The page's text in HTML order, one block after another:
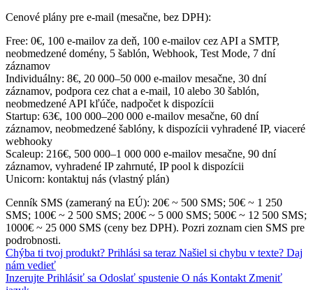
Cenové plány pre e-mail (mesačne, bez DPH):
Free: 0€, 100 e-mailov za deň, 100 e-mailov cez API a SMTP,
neobmedzené domény, 5 šablón, Webhook, Test Mode, 7 dní
záznamov
Individuálny: 8€, 20 000–50 000 e-mailov mesačne, 30 dní
záznamov, podpora cez chat a e-mail, 10 alebo 30 šablón,
neobmedzené API kľúče, nadpočet k dispozícii
Startup: 63€, 100 000–200 000 e-mailov mesačne, 60 dní
záznamov, neobmedzené šablóny, k dispozícii vyhradené IP, viaceré
webhooky
Scaleup: 216€, 500 000–1 000 000 e-mailov mesačne, 90 dní
záznamov, vyhradené IP zahrnuté, IP pool k dispozícii
Unicorn: kontaktuj nás (vlastný plán)
Cenník SMS (zameraný na EÚ): 20€ ~ 500 SMS; 50€ ~ 1 250
SMS; 100€ ~ 2 500 SMS; 200€ ~ 5 000 SMS; 500€ ~ 12 500 SMS;
1000€ ~ 25 000 SMS (ceny bez DPH). Pozri zoznam cien SMS pre
podrobnosti.
Chýba ti tvoj produkt? Prihlási sa teraz Našiel si chybu v texte? Daj
nám vedieť
Inzerujte Prihlásiť sa Odoslať spustenie O nás Kontakt Zmeniť